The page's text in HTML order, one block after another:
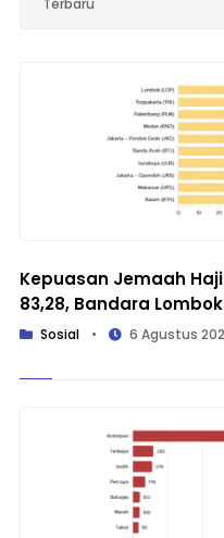
Terbaru
Kepuasan Jemaah
83,28, Bandara
Sosial • 6 Agustus